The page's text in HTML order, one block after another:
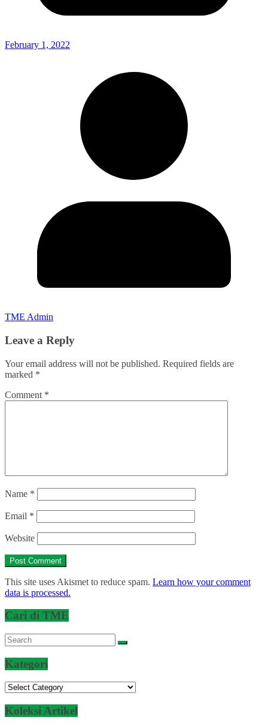
February 1, 2022
TME Admin
Leave a Reply
Your email address will not be published. Required fields are
marked *
Comment *
Name *
Email *
Website
This site uses Akismet to reduce spam. Learn how your comment
data is processed.
Cari di TME
Kategori
Kategori
Koleksi Artikel